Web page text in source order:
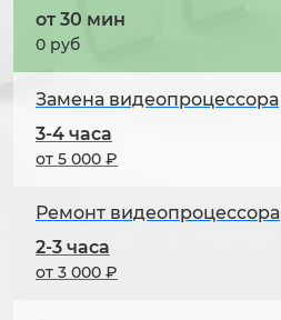
от 30 мин
0 руб
Замена видеопроцессора
3-4 часа
от 5 000 ₽
Ремонт видеопроцессора
2-3 часа
от 3 000 ₽